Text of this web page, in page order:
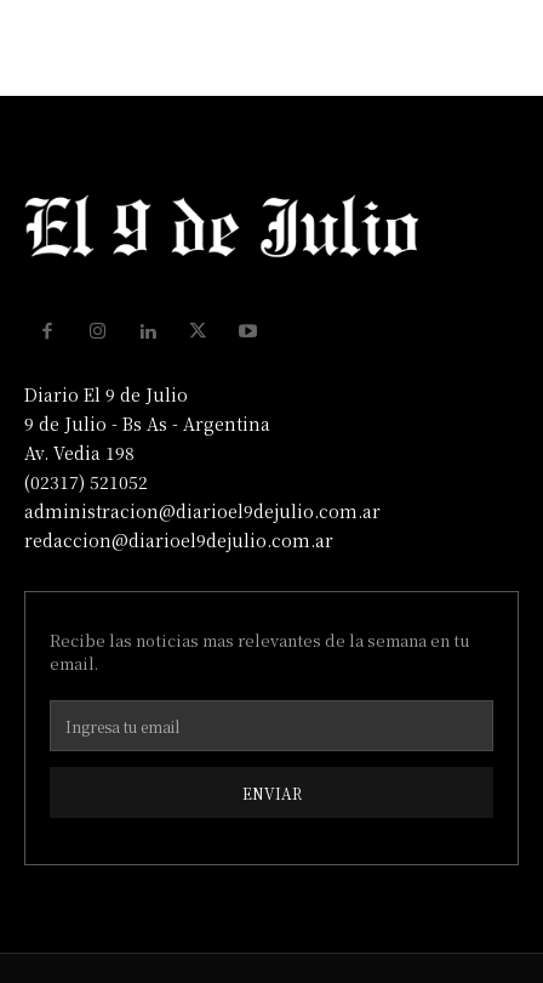
Diario El 9 de Julio
9 de Julio - Bs As - Argentina
Av. Vedia 198
(02317) 521052
administracion@diarioel9dejulio.com.ar
redaccion@diarioel9dejulio.com.ar
Recibe las noticias mas relevantes de la semana en tu
email.
ENVIAR